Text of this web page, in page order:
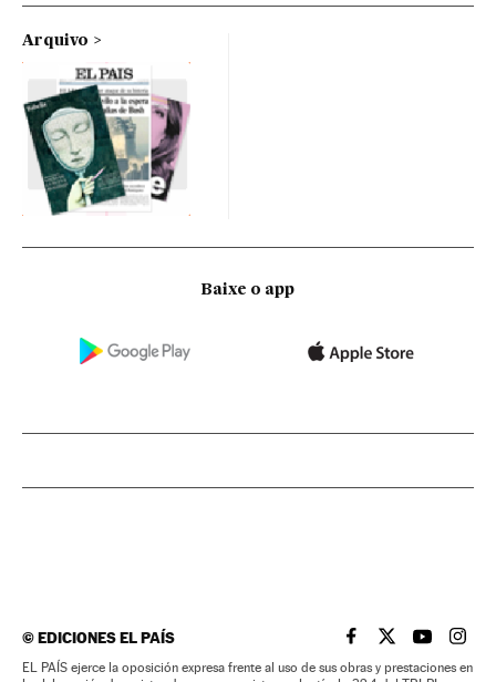
Arquivo
Baixe o app
©EDICIONES EL PAÍS EL PAÍS BRASIL EN
EL PAÍSEL PAÍS
EL
EL PAÍS ejerce la oposición expresa frente al uso de sus obras y prestaciones en